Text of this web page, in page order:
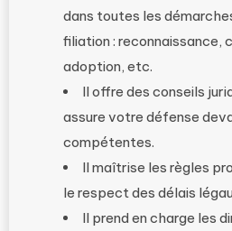
dans toutes les
filiation : reconnaissance,
adoption, etc.
Il offre des conseils
assure votre défense
compétentes.
Il maîtrise les règles
le respect des délais
Il prend en charge les